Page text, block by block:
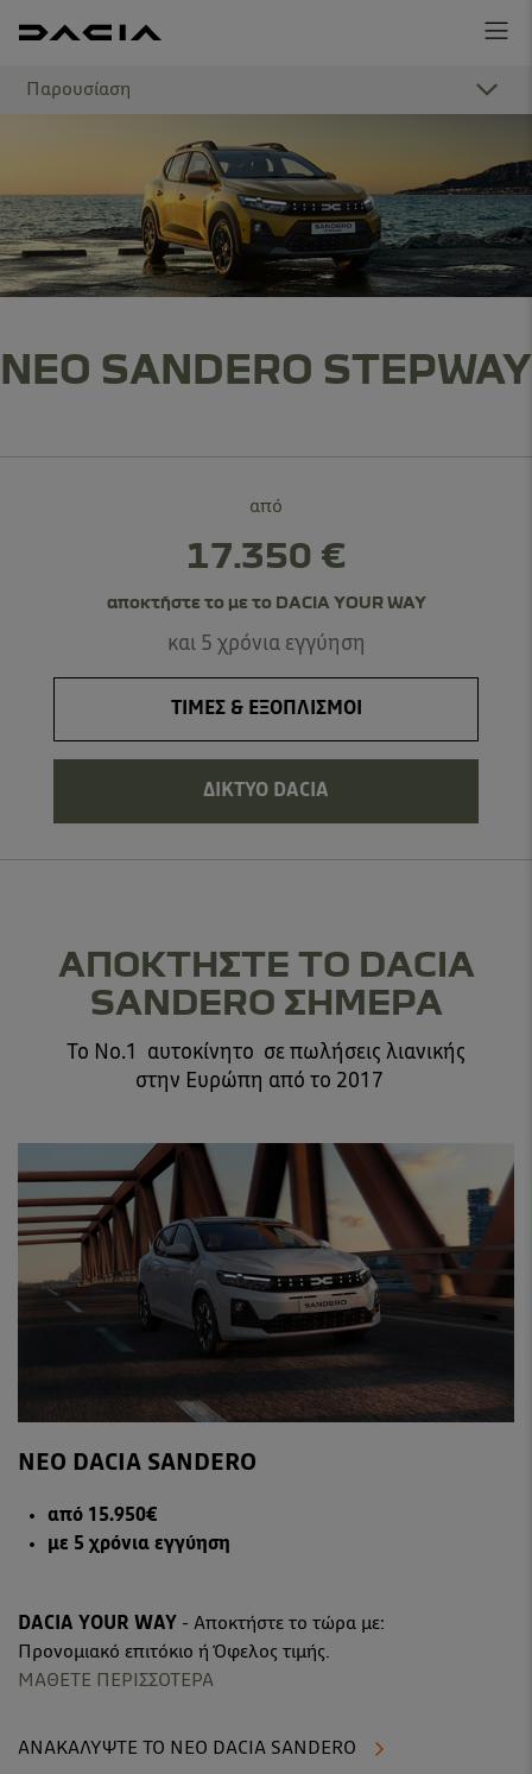
Παρουσίαση
ΝΕΟ SANDERO STEPWAY
από
17.350 €
αποκτήστε το με το DACIA YOUR WAY
και 5 χρόνια εγγύηση
ΤΙΜΕΣ & ΕΞΟΠΛΙΣΜΟΙ
ΔΙΚΤΥΟ DACIA
ΑΠΟΚΤΗΣΤΕ ΤΟ DACIA
SANDERO ΣΗΜΕΡΑ
Το No.1 αυτοκίνητο σε πωλήσεις λιανικής
στην Ευρώπη από το 2017
ΝΕΟ DACIA SANDERO
από 15.950€
με 5 χρόνια εγγύηση
DACIA YOUR WAY - Αποκτήστε το τώρα με:
Προνομιακό επιτόκιο ή Όφελος τιμής.
ΜΑΘΕΤΕ ΠΕΡΙΣΣΟΤΕΡΑ
ΑΝΑΚΑΛΥΨΤΕ ΤΟ ΝΕΟ DACIA SANDERO